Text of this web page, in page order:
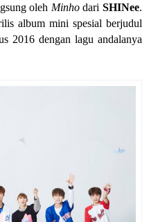
oleh Minhodari SHINee.
album mini spesial berjudul
2016 dengan lagu andalanya